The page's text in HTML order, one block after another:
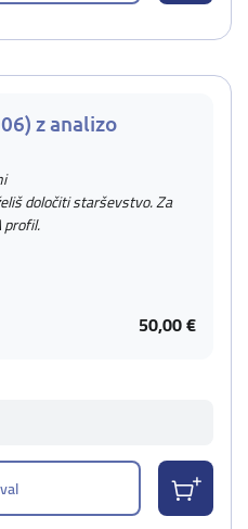
z analizo
določiti starševstvo. Za
profil.
50,00 €